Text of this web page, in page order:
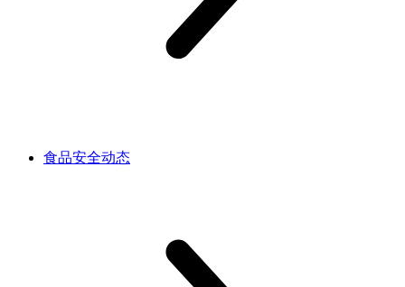
食品安全动态